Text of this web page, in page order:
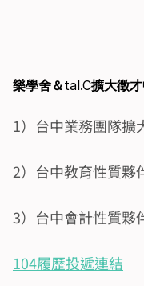
樂學舍＆tal.C擴大徵才
1）台中業務團隊擴
2）台中教育性質夥
3）台中會計性質夥
104履歷投遞連結